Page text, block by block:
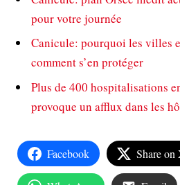
pour votre journée
Canicule: pourquoi les villes
comment s’en protéger
Plus de 400 hospitalisations
provoque un afflux dans les
Facebook Share on